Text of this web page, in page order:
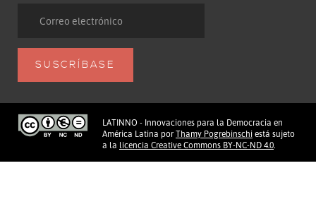
LATINNO - Innovaciones para la Democracia en
América Latina por Thamy Pogrebinschi está sujeto
a la licencia Creative Commons BY-NC-ND 4.0.